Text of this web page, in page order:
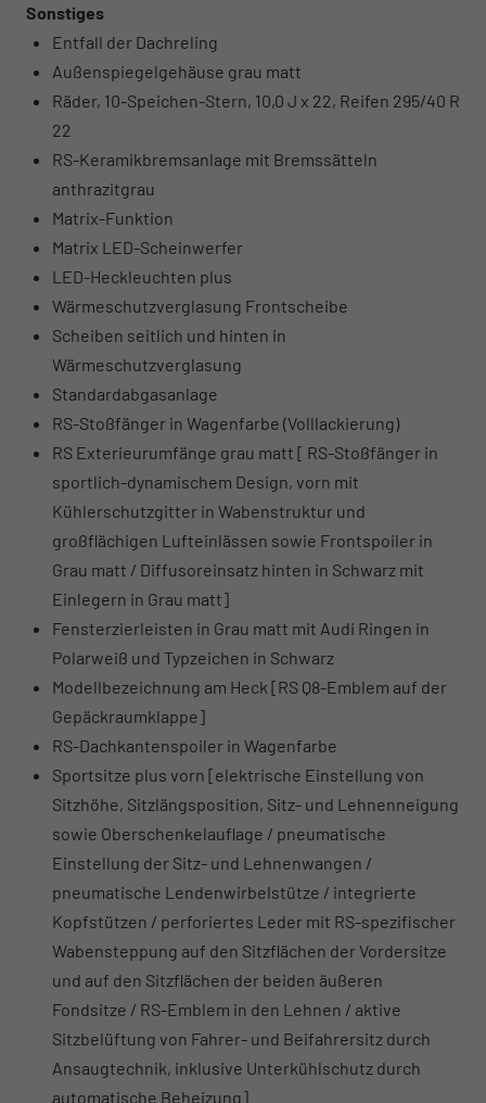
Sonstiges
Entfall der Dachreling
Außenspiegelgehäuse grau matt
Räder, 10-Speichen-Stern, 10,0 J x 22, Reifen 295/40 R
22
RS-Keramikbremsanlage mit Bremssätteln
anthrazitgrau
Matrix-Funktion
Matrix LED-Scheinwerfer
LED-Heckleuchten plus
Wärmeschutzverglasung Frontscheibe
Scheiben seitlich und hinten in
Wärmeschutzverglasung
Standardabgasanlage
RS-Stoßfänger in Wagenfarbe (Volllackierung)
RS Exterieurumfänge grau matt [ RS-Stoßfänger in
sportlich-dynamischem Design, vorn mit
Kühlerschutzgitter in Wabenstruktur und
großflächigen Lufteinlässen sowie Frontspoiler in
Grau matt / Diffusoreinsatz hinten in Schwarz mit
Einlegern in Grau matt]
Fensterzierleisten in Grau matt mit Audi Ringen in
Polarweiß und Typzeichen in Schwarz
Modellbezeichnung am Heck [RS Q8-Emblem auf der
Gepäckraumklappe]
RS-Dachkantenspoiler in Wagenfarbe
Sportsitze plus vorn [elektrische Einstellung von
Sitzhöhe, Sitzlängsposition, Sitz- und Lehnenneigung
sowie Oberschenkelauflage / pneumatische
Einstellung der Sitz- und Lehnenwangen /
pneumatische Lendenwirbelstütze / integrierte
Kopfstützen / perforiertes Leder mit RS-spezifischer
Wabensteppung auf den Sitzflächen der Vordersitze
und auf den Sitzflächen der beiden äußeren
Fondsitze / RS-Emblem in den Lehnen / aktive
Sitzbelüftung von Fahrer- und Beifahrersitz durch
Ansaugtechnik, inklusive Unterkühlschutz durch
automatische Beheizung]